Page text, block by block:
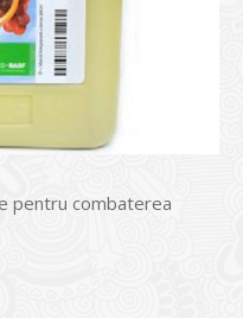
pentru combaterea